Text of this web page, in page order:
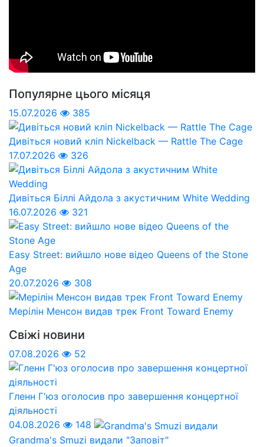
Популярне цього місяця
15.07.2026 385
Дивіться новий кліп Nickelback — Rattle The Cage
17.07.2026
326
Дивіться Біллі Айдола з акустичним White Wedding
16.07.2026
321
Easy Street: вийшло нове відео Queens of the Stone
Age
20.07.2026
308
Мерілін Менсон видав трек Front Toward Enemy
Свіжі новини
07.08.2026 52
Гленн Г'юз оголосив про завершення концертної
діяльності
04.08.2026
148
Grandma's Smuzi видали "Заповіт"